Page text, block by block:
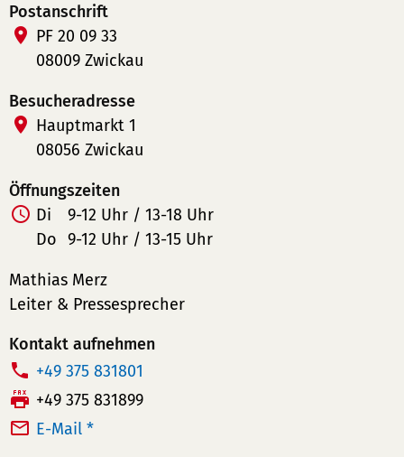
Postanschrift
PF 20 09 33
08009 Zwickau
Besucheradresse
Hauptmarkt 1
08056 Zwickau
Öffnungszeiten
Di
9-12 Uhr / 13-18 Uhr
Do 9-12 Uhr / 13-15 Uhr
Mathias Merz
Leiter & Pressesprecher
Kontakt aufnehmen
T
e
l
+49 375 831801
F
a
+49 375 831899
E-Mail *